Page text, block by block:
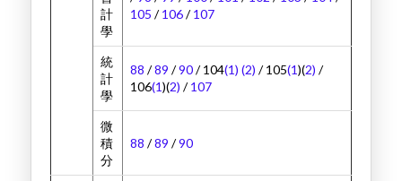
計
學
105 /106/107
統
計
學
88 /89 /90/ 104(1) (2) / 105(1)(2) /
106(1)(2) /107
微
積
分
88 /89 /90